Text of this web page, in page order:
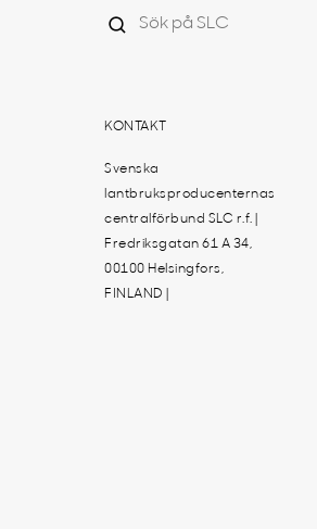
KONTAKT
Svenska
lantbruksproducenternas
centralförbund SLC r.f. |
Fredriksgatan 61 A 34,
00100 Helsingfors,
FINLAND |